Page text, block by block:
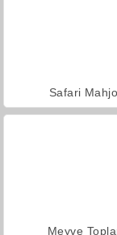
Safari
Meyve